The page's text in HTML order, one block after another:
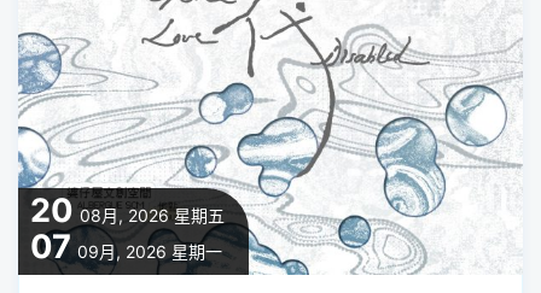
20 08月, 2026 星期五
07 09月, 2026 星期一